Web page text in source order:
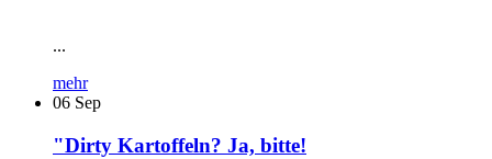
...
mehr
06 Sep
"Dirty Kartoffeln? Ja, bitte!